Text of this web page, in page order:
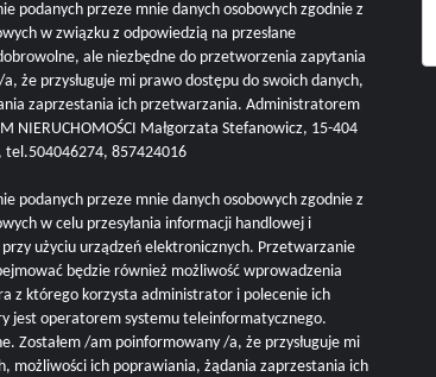
podanych przeze mnie danych osobowych zgodnie z
w związku z odpowiedzią na przesłane
ale niezbędne do przetworzenia zapytania
że przysługuje mi prawo dostępu do swoich danych,
zaprzestania ich przetwarzania. Administratorem
NIERUCHOMOŚCI Małgorzata Stefanowicz, 15-404
tel.504046274, 857424016
podanych przeze mnie danych osobowych zgodnie z
w celu przesyłania informacji handlowej i
użyciu urządzeń elektronicznych. Przetwarzanie
będzie również możliwość wprowadzenia
z którego korzysta administrator i polecenie ich
jest operatorem systemu teleinformatycznego.
Zostałem /am poinformowany /a, że przysługuje mi
możliwości ich poprawiania, żądania zaprzestania ich